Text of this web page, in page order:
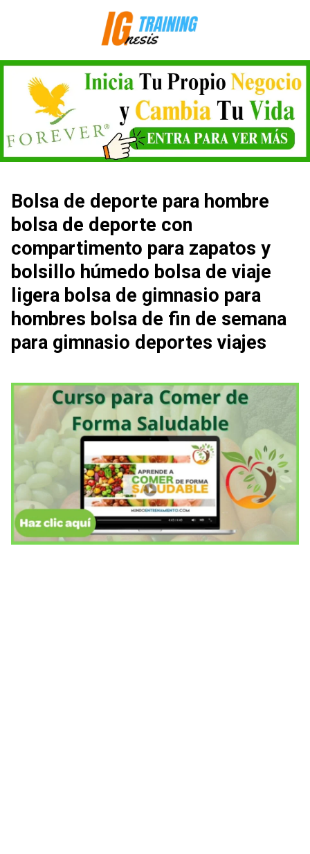
Bolsa de deporte para hombre
bolsa de deporte con
compartimento para zapatos y
bolsillo húmedo bolsa de viaje
ligera bolsa de gimnasio para
hombres bolsa de fin de semana
para gimnasio deportes viajes